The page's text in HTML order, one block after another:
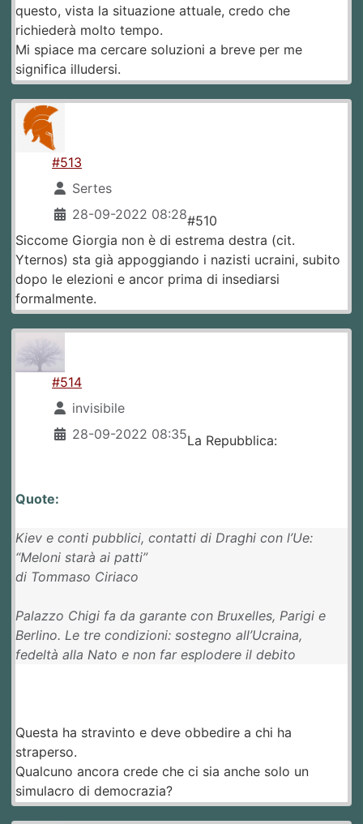
questo, vista la situazione attuale, credo che
richiederà molto tempo.
Mi spiace ma cercare soluzioni a breve per me
significa illudersi.
#513
Sertes
28-09-2022 08:28#510
Siccome Giorgia non è di estrema destra (cit.
Yternos) sta già appoggiando i nazisti ucraini, subito
dopo le elezioni e ancor prima di insediarsi
formalmente.
#514
invisibile
28-09-2022 08:35La Repubblica:
Quote:
Kiev e conti pubblici, contatti di Draghi con l’Ue:
“Meloni starà ai patti”
di Tommaso Ciriaco
Palazzo Chigi fa da garante con Bruxelles, Parigi e
Berlino. Le tre condizioni: sostegno all’Ucraina,
fedeltà alla Nato e non far esplodere il debito
Questa ha stravinto e deve obbedire a chi ha
straperso.
Qualcuno ancora crede che ci sia anche solo un
simulacro di democrazia?